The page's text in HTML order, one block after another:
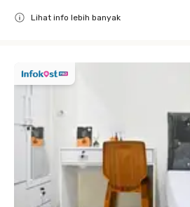
Lihat info lebih banyak